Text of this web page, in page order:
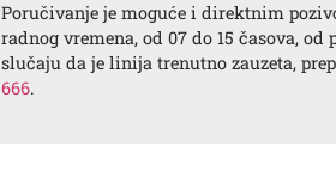
Poručivanje je moguće i direktnim
radnog vremena, od 07 do 15 časova,
slučaju da je linija trenutno zauzeta,
666.